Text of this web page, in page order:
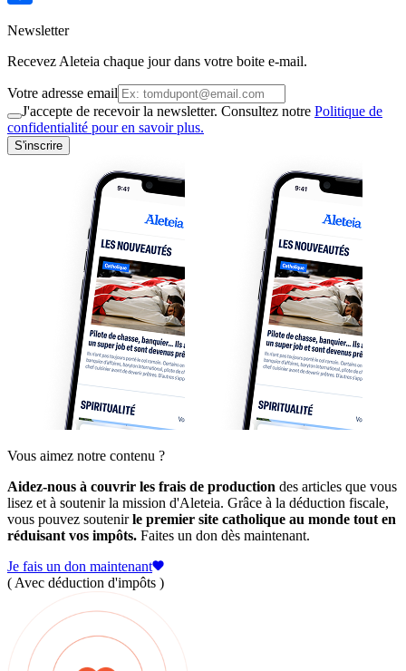
Newsletter
Recevez Aleteia chaque jour dans votre boite e-mail.
Votre adresse email
J'accepte de recevoir la newsletter. Consultez notre Politique de
confidentialité pour en savoir plus.
S'inscrire
Vous aimez notre contenu ?
Aidez-nous à couvrir les frais de production des articles que vous
lisez et à soutenir la mission d'Aleteia. Grâce à la déduction fiscale,
vous pouvez soutenirle premier site catholique au monde tout en
réduisant vos impôts. Faites un don dès maintenant.
Je fais un don maintenant
( Avec déduction d'impôts )